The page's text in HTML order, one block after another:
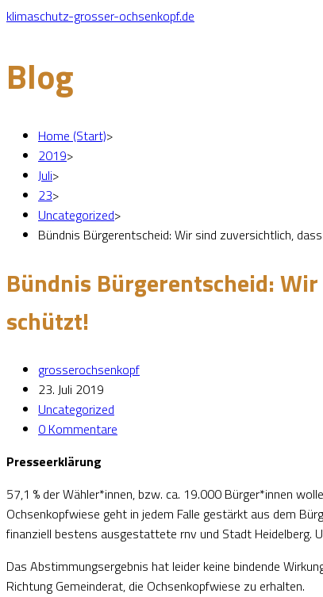
klimaschutz-grosser-ochsenkopf.de
Blog
Home (Start)>
2019>
Juli>
23>
Uncategorized>
Bündnis Bürgerentscheid: Wir sind zuversichtlich,
Bündnis Bürgerentscheid:
schützt!
grosserochsenkopf
23. Juli 2019
Uncategorized
0 Kommentare
Presseerklärung
57,1 % der Wähler*innen, bzw. ca. 19.000 Bürger*innen
Ochsenkopfwiese geht in jedem Falle gestärkt aus dem
finanziell bestens ausgestattete rnv und Stadt Heidelberg.
Das Abstimmungsergebnis hat leider keine bindende
Richtung Gemeinderat, die Ochsenkopfwiese zu erhalten.